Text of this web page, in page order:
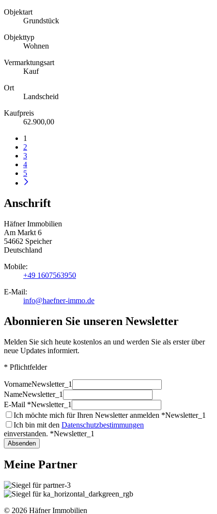
Objektart
Grundstück
Objekttyp
Wohnen
Vermarktungsart
Kauf
Ort
Landscheid
Kaufpreis
62.900,00
1
2
3
4
5
Anschrift
Häfner Immobilien
Am Markt 6
54662 Speicher
Deutschland
Mobile:
+49 1607563950
E-Mail:
info@haefner-immo.de
Abonnieren Sie unseren Newsletter
Melden Sie sich heute kostenlos an und werden Sie als erster über
neue Updates informiert.
* Pflichtfelder
VornameNewsletter_1
NameNewsletter_1
E-Mail *Newsletter_1
Ich möchte mich für Ihren Newsletter anmelden *Newsletter_1
Ich bin mit den Datenschutzbestimmungen
einverstanden. *Newsletter_1
Absenden
Meine Partner
© 2026 Häfner Immobilien